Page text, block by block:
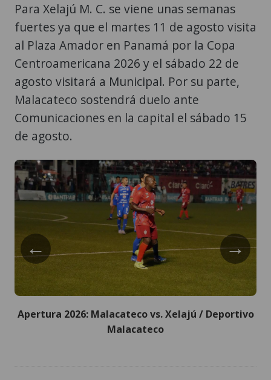
Para Xelajú M. C. se viene unas semanas
fuertes ya que el martes 11 de agosto visita
al Plaza Amador en Panamá por la Copa
Centroamericana 2026 y el sábado 22 de
agosto visitará a Municipal. Por su parte,
Malacateco sostendrá duelo ante
Comunicaciones en la capital el sábado 15
de agosto.
←
Apertura 2026: Malacateco vs. Xelajú / Deportivo
Malacateco
→